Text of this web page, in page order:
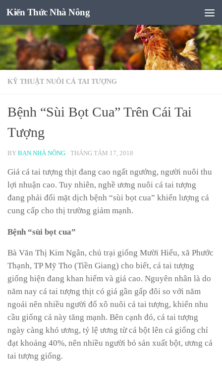
Skip to content
Kiến Thức Nhà Nông
KỸ THUẬT NUÔI CÁ TAI TƯỢNG
Bệnh “Sùi Bọt Cua” Trên Cái Tai
Tượng
BY BẠN NHÀ NÔNG · THÁNG TÁM 17, 2018
Giá cá tai tượng thịt đang cao ngất ngưởng, người nuôi thu
lợi nhuận cao. Tuy nhiên, nghề ương nuôi cá tai tượng
đang phải đối mặt dịch bệnh “sùi bọt cua” khiến lượng cá
cung cấp cho thị trường giảm mạnh.
Bệnh “sùi bọt cua”
Bà Văn Thị Kim Ngân, chủ trại giống Mười Hiếu, xã Phước
Thạnh, TP Mỹ Tho (Tiền Giang) cho biết, cá tai tượng
giống hiện đang khan hiếm và giá cao. Nguyên nhân là do
năm nay cá tai tượng thịt có giá gần gấp đôi so với năm
ngoái nên nhiều người đổ xô nuôi cá tai tượng, khiến nhu
cầu giống cá này tăng mạnh. Bên cạnh đó, cá tai tượng
ngày càng khó ương, tỷ lệ ương từ cá bột lên cá giống chỉ
đạt khoảng 40%, nên nhiều người bỏ sản xuất bột, ương cá
tai tượng giống.